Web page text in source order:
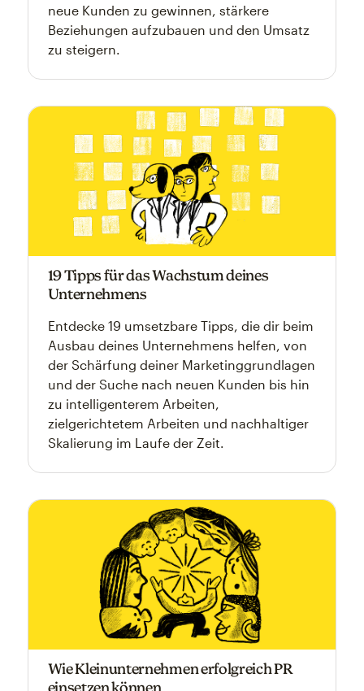
neue Kunden zu gewinnen, stärkere
Beziehungen aufzubauen und den Umsatz
zu steigern.
19 Tipps für das Wachstum deines
Unternehmens
Entdecke 19 umsetzbare Tipps, die dir beim
Ausbau deines Unternehmens helfen, von
der Schärfung deiner Marketinggrundlagen
und der Suche nach neuen Kunden bis hin
zu intelligenterem Arbeiten,
zielgerichtetem Arbeiten und nachhaltiger
Skalierung im Laufe der Zeit.
Wie Kleinunternehmen erfolgreich PR
einsetzen können